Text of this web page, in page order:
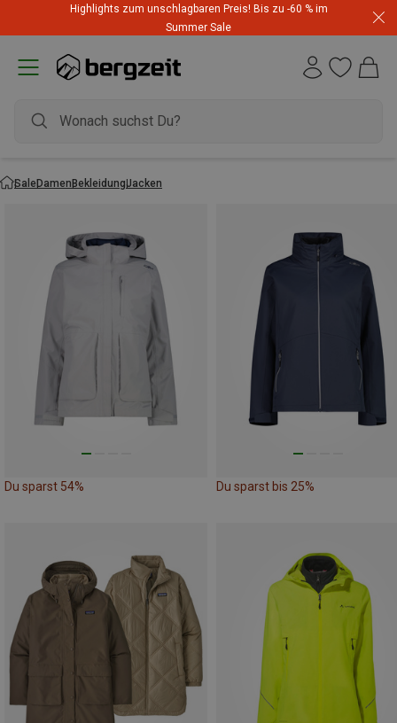
Highlights zum unschlagbaren Preis! Bis zu -60 % im
Summer Sale
SaleDamenBekleidungJacken
Du sparst 54% Du sparst bis 25%